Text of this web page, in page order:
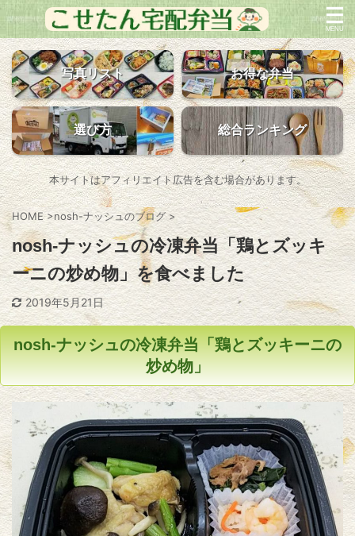
写真リスト お得な弁当
選び方 総合ランキング
本サイトはアフィリエイト広告を含む場合があります。
HOME >nosh-ナッシュのブログ >
nosh-ナッシュの冷凍弁当「鶏とズッキ
ーニの炒め物」を食べました
2019年5月21日
nosh-ナッシュの冷凍弁当「鶏とズッキーニの
炒め物」